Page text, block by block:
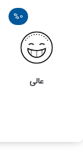
%0
عالی